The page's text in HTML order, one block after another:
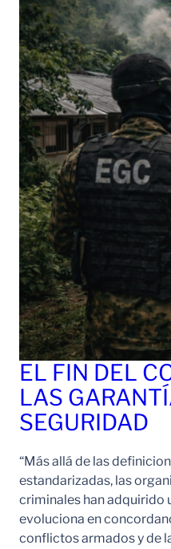
EL FIN DEL
LAS
SEGURIDAD
“Más allá de las
estandarizadas, las
criminales han adquirido
evoluciona en
conflictos armados y de